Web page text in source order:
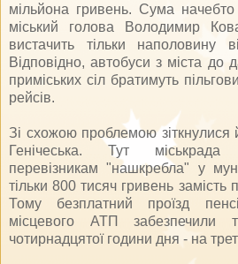
мільйона гривень. Сума начебто
міський голова Володимир
вистачить тільки наполовину
Відповідно, автобуси з міста до
приміських сіл братимуть
рейсів.
Зі схожою проблемою зіткнулися
Генічеська. Тут
перевізникам "нашкребла" у
тільки 800 тисяч гривень замість
Тому безплатний проїзд
місцевого АТП забезпечили
чотирнадцятої години дня - на